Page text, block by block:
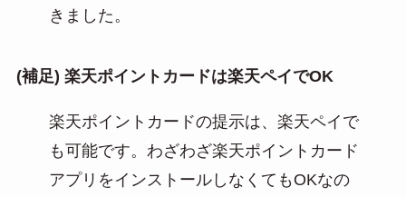
きました。
(補足) 楽天ポイントカードは楽天ペイでOK
楽天ポイントカードの提示は、楽天ペイで
も可能です。わざわざ楽天ポイントカード
アプリをインストールしなくてもOKなの